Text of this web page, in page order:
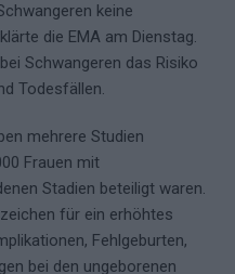
keine
die EMA am Dienstag.
Schwangeren das Risiko
Todesfällen.
mehrere Studien
Frauen mit
Stadien beteiligt waren.
für ein erhöhtes
Fehlgeburten,
bei den ungeborenen